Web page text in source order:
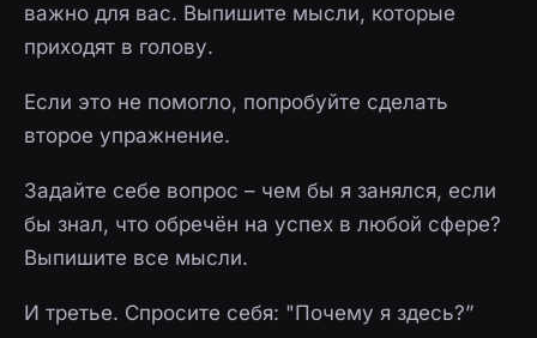
важно для вас. Выпишите мысли, которые
приходят в голову.
Если это не помогло, попробуйте сделать
второе упражнение.
Задайте себе вопрос – чем бы я занялся, если
бы знал, что обречён на успех в любой сфере?
Выпишите все мысли.
И третье. Спросите себя: "Почему я здесь?”